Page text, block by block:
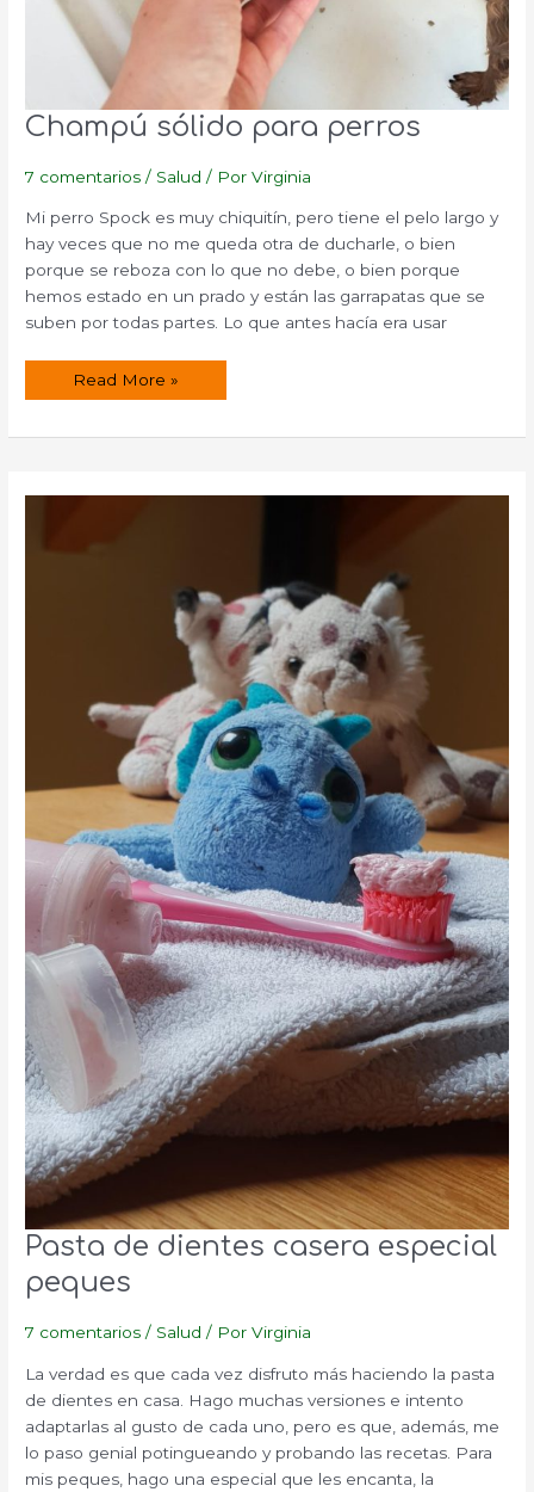
Champú sólido para perros
7 comentarios / Salud / PorVirginia
Mi perro Spock es muy chiquitín, pero tiene el pelo largo y
hay veces que no me queda otra de ducharle, o bien
porque se reboza con lo que no debe, o bien porque
hemos estado en un prado y están las garrapatas que se
suben por todas partes. Lo que antes hacía era usar
Champú
Read More »
Pasta de dientes casera especial
peques
7 comentarios / Salud / PorVirginia
La verdad es que cada vez disfruto más haciendo la pasta
de dientes en casa. Hago muchas versiones e intento
adaptarlas al gusto de cada uno, pero es que, además, me
lo paso genial potingueando y probando las recetas. Para
mis peques, hago una especial que les encanta, la